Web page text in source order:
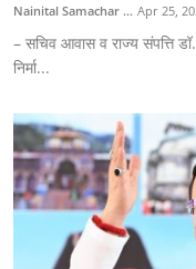
Nainital Samachar ... Apr 25,
– सचिव आवास व राज्य संपत्ति
निर्मा...